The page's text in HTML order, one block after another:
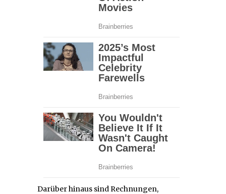
Darüber hinaus sind Rechnungen,